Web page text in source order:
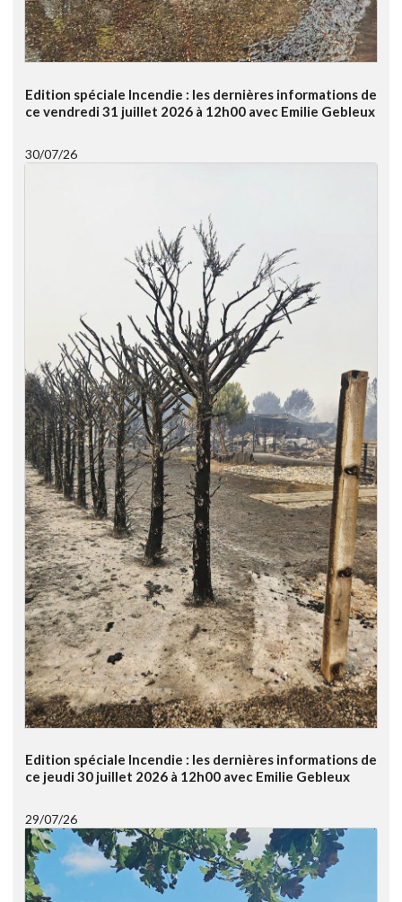
Edition spéciale Incendie : les dernières informations de
ce vendredi 31 juillet 2026 à 12h00 avec Emilie Gebleux
30/07/26
Edition spéciale Incendie : les dernières informations de
ce jeudi 30 juillet 2026 à 12h00 avec Emilie Gebleux
29/07/26